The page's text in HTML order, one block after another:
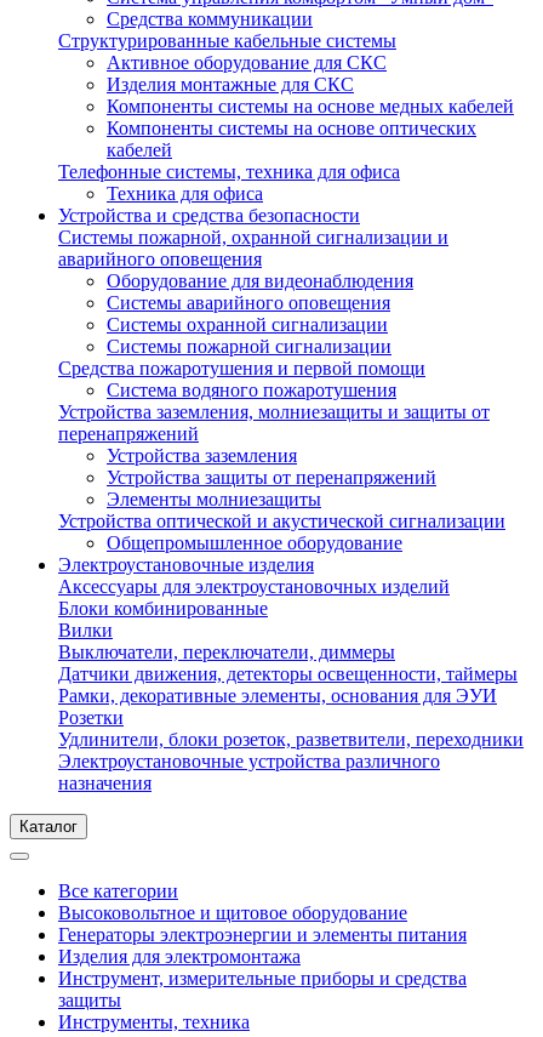
Средства коммуникации
Структурированные кабельные системы
Активное оборудование для СКС
Изделия монтажные для СКС
Компоненты системы на основе медных кабелей
Компоненты системы на основе оптических
кабелей
Телефонные системы, техника для офиса
Техника для офиса
Устройства и средства безопасности
Системы пожарной, охранной сигнализации и
аварийного оповещения
Оборудование для видеонаблюдения
Системы аварийного оповещения
Системы охранной сигнализации
Системы пожарной сигнализации
Средства пожаротушения и первой помощи
Система водяного пожаротушения
Устройства заземления, молниезащиты и защиты от
перенапряжений
Устройства заземления
Устройства защиты от перенапряжений
Элементы молниезащиты
Устройства оптической и акустической сигнализации
Общепромышленное оборудование
Электроустановочные изделия
Аксессуары для электроустановочных изделий
Блоки комбинированные
Вилки
Выключатели, переключатели, диммеры
Датчики движения, детекторы освещенности, таймеры
Рамки, декоративные элементы, основания для ЭУИ
Розетки
Удлинители, блоки розеток, разветвители, переходники
Электроустановочные устройства различного
назначения
Каталог
Все категории
Высоковольтное и щитовое оборудование
Генераторы электроэнергии и элементы питания
Изделия для электромонтажа
Инструмент, измерительные приборы и средства
защиты
Инструменты, техника